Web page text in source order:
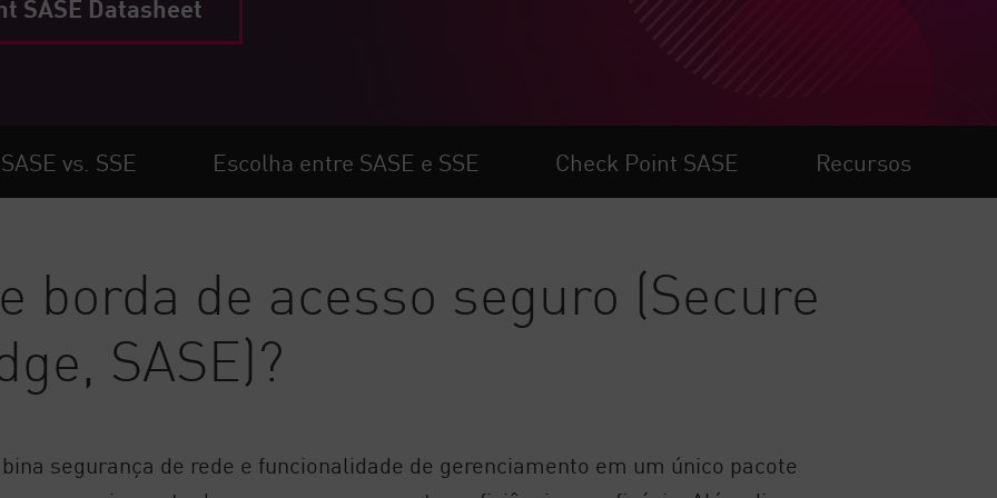
SASE Datasheet
SASE vs. SSE Escolha entre SASE e SSE Check Point SASE Recursos
borda de acesso seguro (Secure
SASE)?
segurança de rede e funcionalidade de gerenciamento em um único pacote